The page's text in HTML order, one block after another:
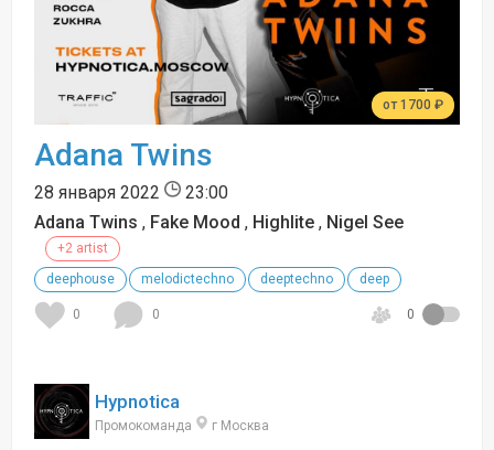
от 1700 ₽
Adana Twins
28 января 2022
23:00
Adana Twins , Fake Mood , Highlite , Nigel See
+2 artist
deephouse
melodictechno deeptechno deep
0 0 0
Hypnotica
Промокоманда г Москва